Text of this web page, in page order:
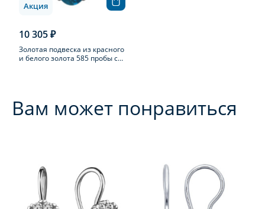
10 305 ₽
Золотая подвеска из красного
и белого золота 585 пробы с
Акция
Вам может понравиться